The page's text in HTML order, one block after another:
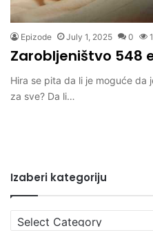
Epizode July 1, 2025 0
Zarobljeništvo 548
Hira se pita da li je moguće da
za sve? Da li…
Izaberi kategoriju
Izaberi
kategoriju